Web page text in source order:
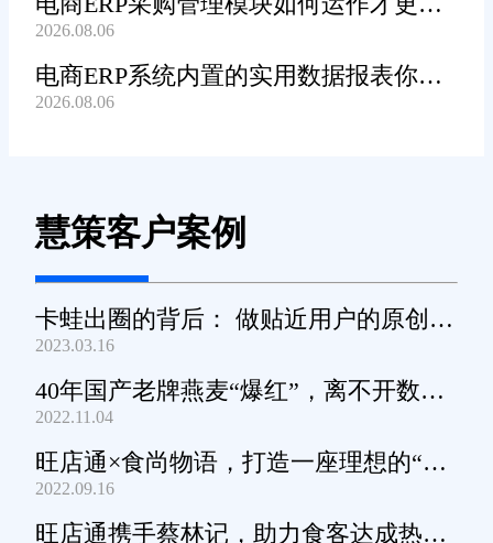
高效顺畅?
2026.08.06
电商ERP系统内置的实用数据报表你都
知道哪些?
2026.08.06
慧策客户案例
卡蛙出圈的背后： 做贴近用户的原创小
家电
2023.03.16
40年国产老牌燕麦“爆红”，离不开数字
化工具的支撑
2022.11.04
旺店通×食尚物语，打造一座理想的“零
食王国”
2022.09.16
旺店通携手蔡林记，助力食客达成热干